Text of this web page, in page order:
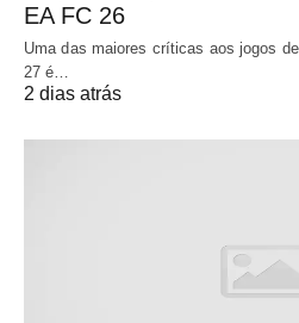
EA FC 26
Uma das maiores críticas aos jogos
27 é…
2 dias atrás